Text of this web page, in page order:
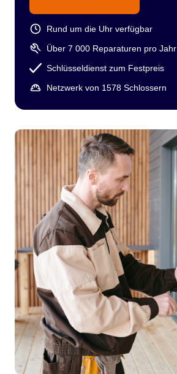
Rund um die Uhr verfügbar
Über 7 000 Reparaturen pro Jahr
Schlüsseldienst zum Festpreis
Netzwerk von 1578 Schlossern